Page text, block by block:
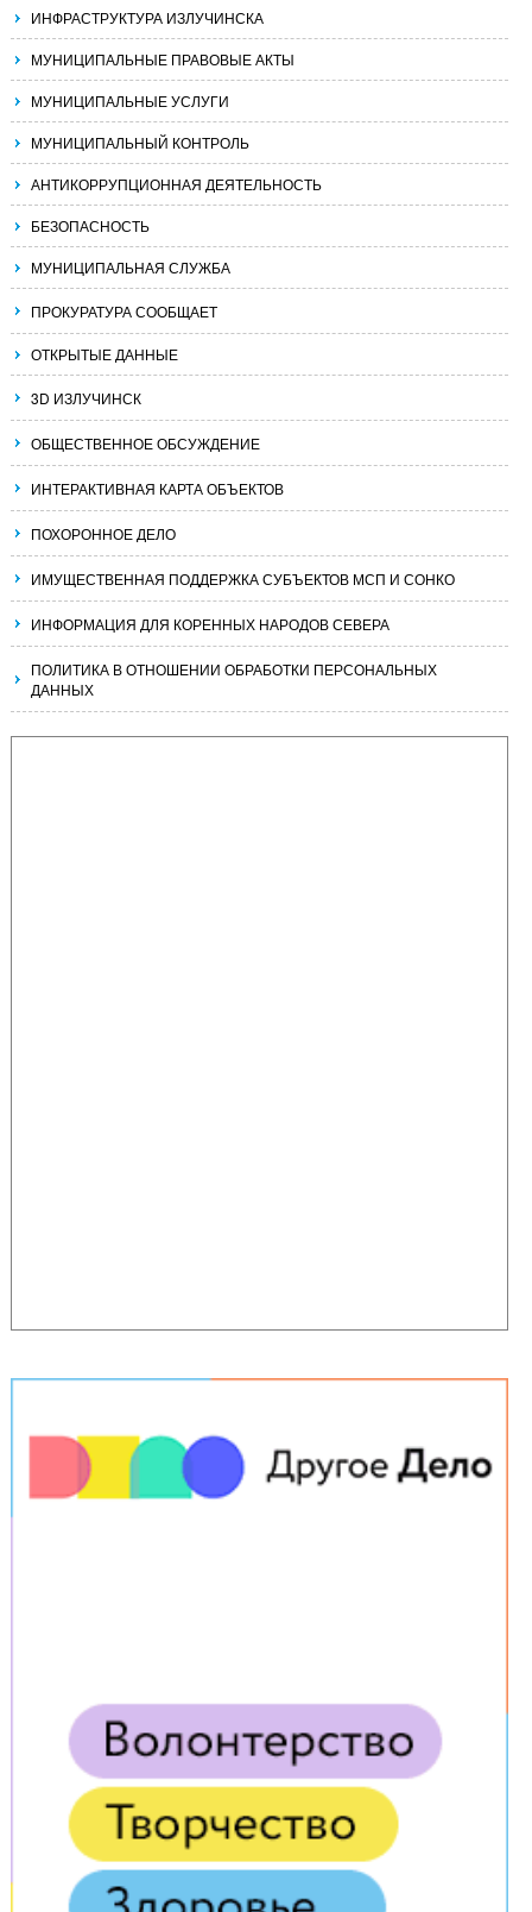
ИНФРАСТРУКТУРА ИЗЛУЧИНСКА
МУНИЦИПАЛЬНЫЕ ПРАВОВЫЕ АКТЫ
МУНИЦИПАЛЬНЫЕ УСЛУГИ
МУНИЦИПАЛЬНЫЙ КОНТРОЛЬ
АНТИКОРРУПЦИОННАЯ ДЕЯТЕЛЬНОСТЬ
БЕЗОПАСНОСТЬ
МУНИЦИПАЛЬНАЯ СЛУЖБА
ПРОКУРАТУРА СООБЩАЕТ
ОТКРЫТЫЕ ДАННЫЕ
3D ИЗЛУЧИНСК
ОБЩЕСТВЕННОЕ ОБСУЖДЕНИЕ
ИНТЕРАКТИВНАЯ КАРТА ОБЪЕКТОВ
ПОХОРОННОЕ ДЕЛО
ИМУЩЕСТВЕННАЯ ПОДДЕРЖКА СУБЪЕКТОВ МСП И СОНКО
ИНФОРМАЦИЯ ДЛЯ КОРЕННЫХ НАРОДОВ СЕВЕРА
ПОЛИТИКА В ОТНОШЕНИИ ОБРАБОТКИ ПЕРСОНАЛЬНЫХ
ДАННЫХ